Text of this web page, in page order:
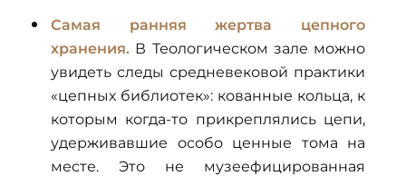
Самая ранняя жертва цепного
хранения. В Теологическом зале можно
увидеть следы средневековой практики
«цепных библиотек»: кованные кольца, к
которым когда-то прикреплялись цепи,
удерживавшие особо ценные тома на
месте. Это не музеефицированная